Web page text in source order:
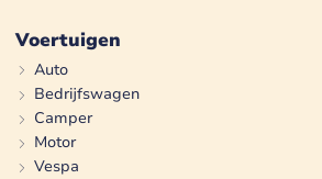
Voertuigen
Auto
Bedrijfswagen
Camper
Motor
Vespa